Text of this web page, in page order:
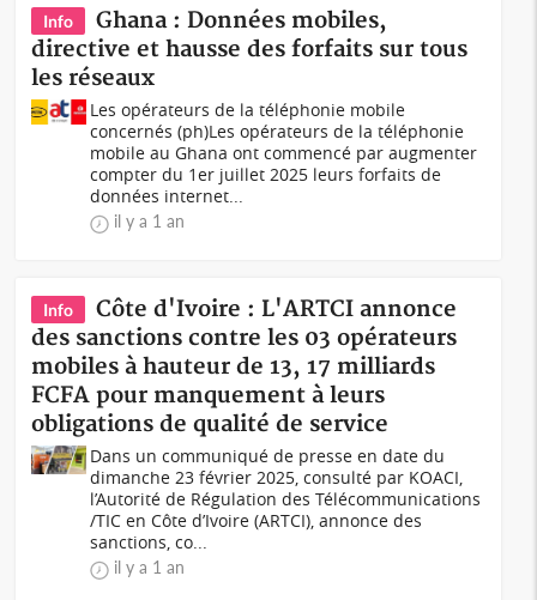
Info
Ghana : Données mobiles,
directive et hausse des forfaits sur tous
les réseaux
Les opérateurs de la téléphonie mobile
concernés (ph)Les opérateurs de la téléphonie
mobile au Ghana ont commencé par augmenter
compter du 1er juillet 2025 leurs forfaits de
données internet...
il y a 1 an
Info
Côte d'Ivoire : L'ARTCI annonce
des sanctions contre les 03 opérateurs
mobiles à hauteur de 13, 17 milliards
FCFA pour manquement à leurs
obligations de qualité de service
Dans un communiqué de presse en date du
dimanche 23 février 2025, consulté par KOACI,
l’Autorité de Régulation des Télécommunications
/TIC en Côte d’Ivoire (ARTCI), annonce des
sanctions, co...
il y a 1 an